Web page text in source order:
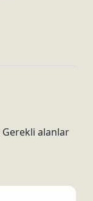
Gerekli alanlar